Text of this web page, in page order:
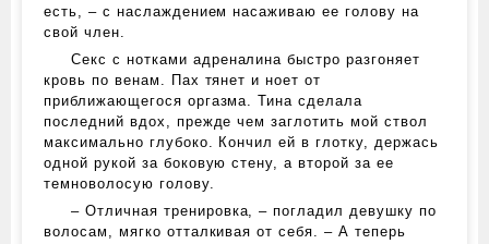
есть, – с наслаждением насаживаю ее голову на
свой член.
Секс с нотками адреналина быстро разгоняет
кровь по венам. Пах тянет и ноет от
приближающегося оргазма. Тина сделала
последний вдох, прежде чем заглотить мой ствол
максимально глубоко. Кончил ей в глотку, держась
одной рукой за боковую стену, а второй за ее
темноволосую голову.
– Отличная тренировка, – погладил девушку по
волосам, мягко отталкивая от себя. – А теперь